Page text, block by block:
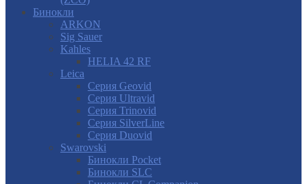
Бинокли
ARKON
Sig Sauer
Kahles
HELIA 42 RF
Leica
Серия Geovid
Серия Ultravid
Серия Trinovid
Серия SilverLine
Серия Duovid
Swarovski
Бинокли Pocket
Бинокли SLC